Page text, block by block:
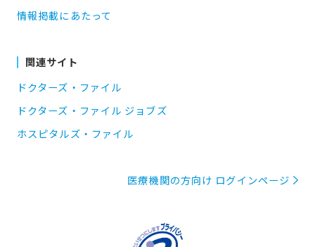
情報掲載にあたって
関連サイト
ドクターズ・ファイル
ドクターズ・ファイル ジョブズ
ホスピタルズ・ファイル
医療機関の方向け ログインページ